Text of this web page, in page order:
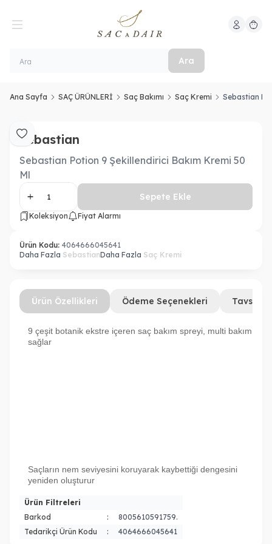
Ara
Hesabım
Ana Sayfa SAÇ ÜRÜNLERİ Saç Bakımı Saç Kremi Sebastian
Favoriye Ekle
Sebastian
Sebastian Potion 9 Şekillendirici Bakım Kremi 50
Ml
Sepete Ekle
Koleksiyon Fiyat Alarmı
Ürün Kodu: 4064666045641
Daha Fazla SebastianDaha Fazla Saç Kremi
Ürün Özellikleri Ödeme Seçenekleri Tavsiye
9 çeşit botanik ekstre içeren saç bakım spreyi, multi bakım
sağlar
Saçların nem seviyesini koruyarak kaybettiği dengesini
yeniden oluşturur
Ürün Filtreleri
Barkod
:
8005610591759.
Tedarikçi Ürün Kodu
: 4064666045641